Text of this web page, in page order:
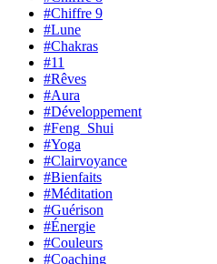
#Chiffre 9
#Lune
#Chakras
#11
#Rêves
#Aura
#Développement
#Feng_Shui
#Yoga
#Clairvoyance
#Bienfaits
#Méditation
#Guérison
#Énergie
#Couleurs
#Coaching